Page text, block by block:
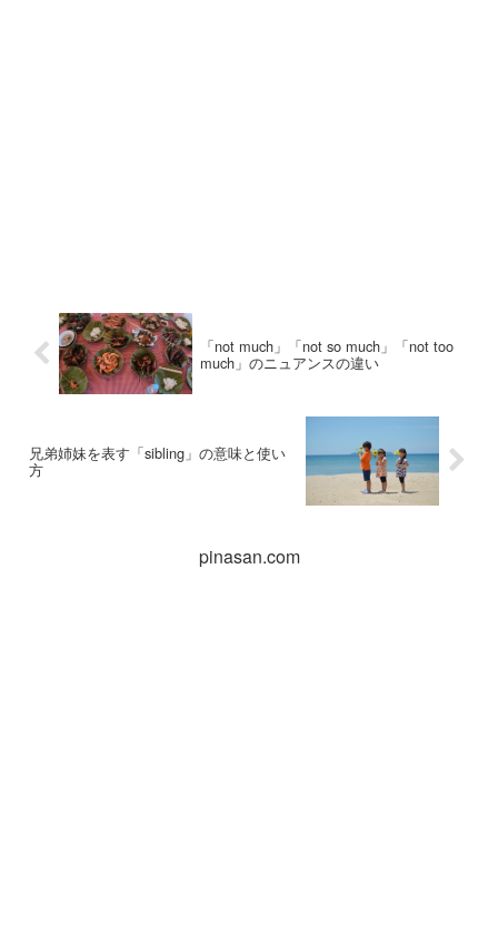
「not much」「not so much」「not too
much」のニュアンスの違い
兄弟姉妹を表す「sibling」の意味と使い
方
pinasan.com